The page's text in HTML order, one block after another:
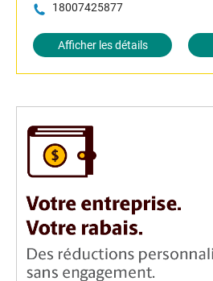
18007425877
Afficher les détails